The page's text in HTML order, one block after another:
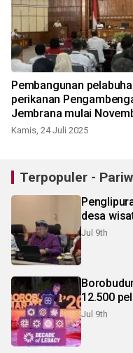
Pembangunan
perikanan
Jembrana mulai
Kamis, 24 Juli 2025
Terpopuler -
desa
Jul 9th
12.500
Jul 9th